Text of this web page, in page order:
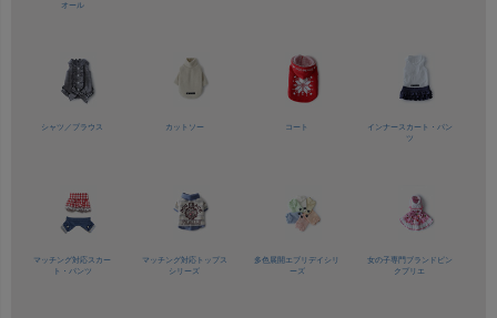
オール
シャツ／ ブラウス カットソー コート
インナースカート・パン
ツ
マッチング対応スカー
ト・パンツ
マッチング対応トップス
シリーズ
多色展開 エブリデイシリ
ーズ
女の子専門ブランド ピン
クプリエ